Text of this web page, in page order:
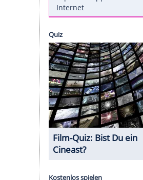
Süß
Am Samstag,
- und
sich
Mord"
zur
zum